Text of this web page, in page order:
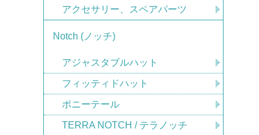
アクセサリー、スペアパーツ
Notch (ノッチ)
アジャスタブルハット
フィッティドハット
ポニーテール
TERRA NOTCH / テラノッチ